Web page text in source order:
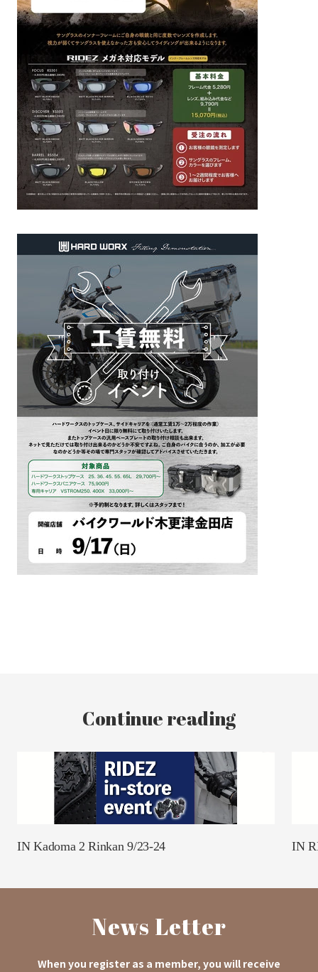
Continue reading
IN Kadoma 2 Rinkan 9/23-24 IN
News Letter
When you register as a member, you will receive